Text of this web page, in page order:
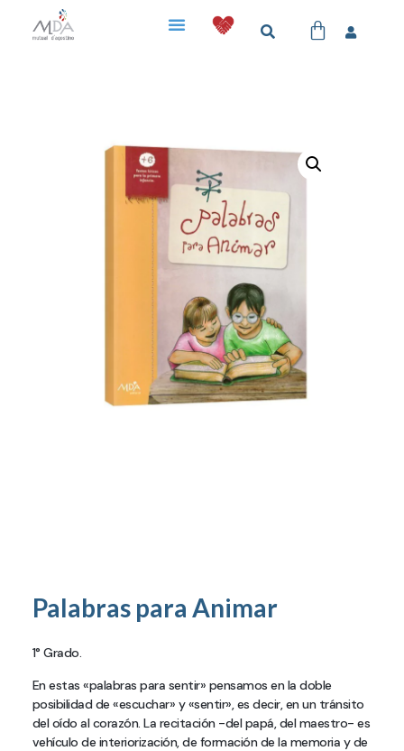
Palabras para Animar
1° Grado.
En estas «palabras para sentir» pensamos en la doble
posibilidad de «escuchar» y «sentir», es decir, en un tránsito
del oído al corazón. La recitación -del papá, del maestro- es
vehículo de interiorización, de formación de la memoria y de